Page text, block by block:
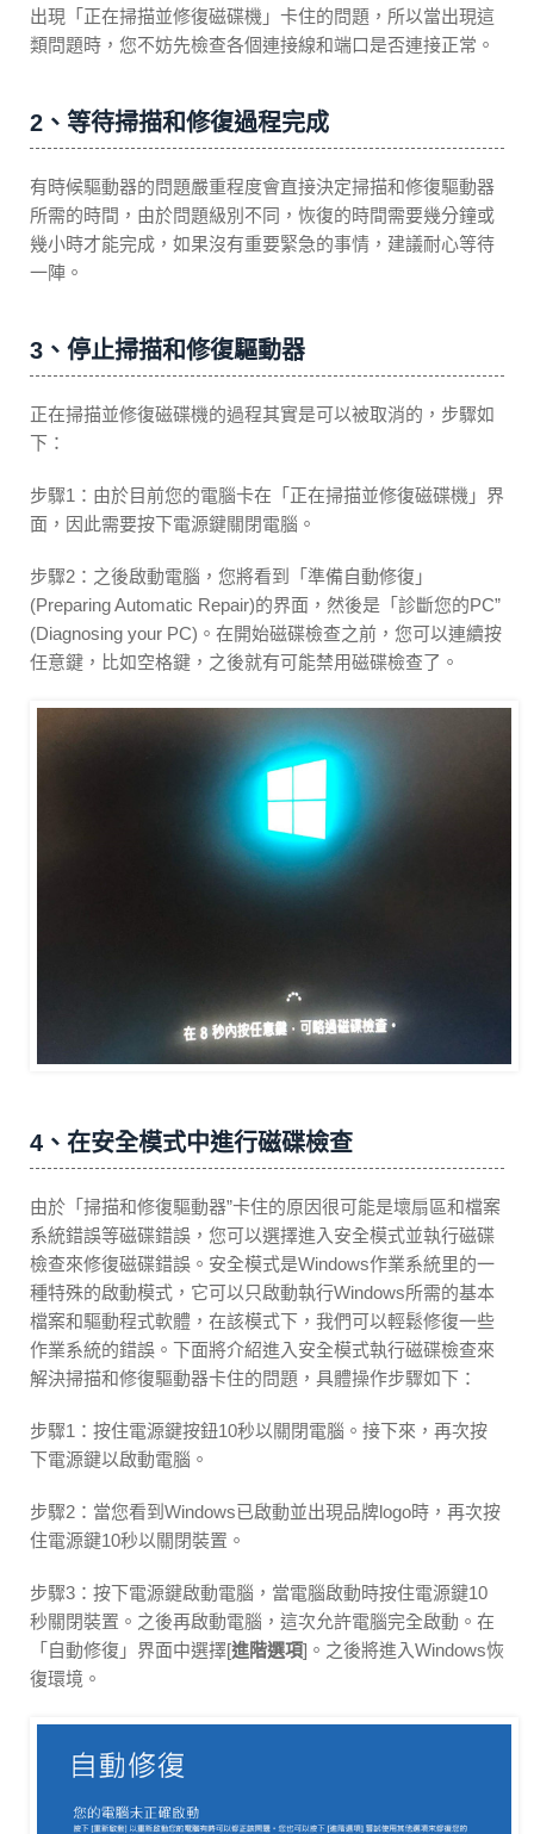
出現「正在掃描並修復磁碟機」卡住的問題，所以當出現這
類問題時，您不妨先檢查各個連接線和端口是否連接正常。
2、等待掃描和修復過程完成
有時候驅動器的問題嚴重程度會直接決定掃描和修復驅動器
所需的時間，由於問題級別不同，恢復的時間需要幾分鐘或
幾小時才能完成，如果沒有重要緊急的事情，建議耐心等待
一陣。
3、停止掃描和修復驅動器
正在掃描並修復磁碟機的過程其實是可以被取消的，步驟如
下：
步驟1：由於目前您的電腦卡在「正在掃描並修復磁碟機」界
面，因此需要按下電源鍵關閉電腦。
步驟2：之後啟動電腦，您將看到「準備自動修復」
(Preparing Automatic Repair)的界面，然後是「診斷您的PC”
(Diagnosing your PC)。在開始磁碟檢查之前，您可以連續按
任意鍵，比如空格鍵，之後就有可能禁用磁碟檢查了。
4、在安全模式中進行磁碟檢查
由於「掃描和修復驅動器”卡住的原因很可能是壞扇區和檔案
系統錯誤等磁碟錯誤，您可以選擇進入安全模式並執行磁碟
檢查來修復磁碟錯誤。安全模式是Windows作業系統里的一
種特殊的啟動模式，它可以只啟動執行Windows所需的基本
檔案和驅動程式軟體，在該模式下，我們可以輕鬆修復一些
作業系統的錯誤。下面將介紹進入安全模式執行磁碟檢查來
解決掃描和修復驅動器卡住的問題，具體操作步驟如下：
步驟1：按住電源鍵按鈕10秒以關閉電腦。接下來，再次按
下電源鍵以啟動電腦。
步驟2：當您看到Windows已啟動並出現品牌logo時，再次按
住電源鍵10秒以關閉裝置。
步驟3：按下電源鍵啟動電腦，當電腦啟動時按住電源鍵10
秒關閉裝置。之後再啟動電腦，這次允許電腦完全啟動。在
「自動修復」界面中選擇[進階選項]。之後將進入Windows恢
復環境。